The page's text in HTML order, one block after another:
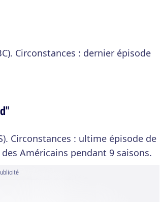
Circonstances : dernier épisode
Circonstances : ultime épisode de
Américains pendant 9 saisons.